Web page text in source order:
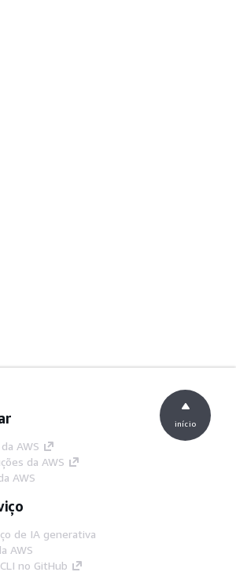
AWS
da AWS
AWS
de IA generativa
AWS
no GitHub
início